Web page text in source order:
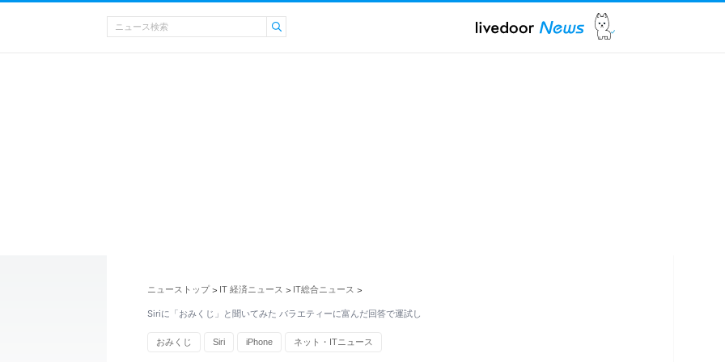
ニューストップ > IT 経済ニュース > IT総合ニュース >
Siriに「おみくじ」と聞いてみた バラエティーに富んだ回答で運試し
おみくじ Siri iPhone ネット・ITニュース